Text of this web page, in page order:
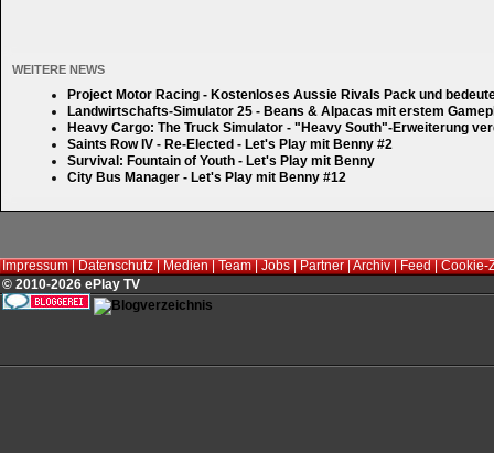
WEITERE NEWS
Project Motor Racing - Kostenloses Aussie Rivals Pack und
Landwirtschafts-Simulator 25 - Beans & Alpacas mit erstem
Heavy Cargo: The Truck Simulator - "Heavy South"-Erweiterung
Saints Row IV - Re-Elected - Let's Play mit Benny #2
Survival: Fountain of Youth - Let's Play mit Benny
City Bus Manager - Let's Play mit Benny #12
Impressum|Datenschutz|Medien|Team|Jobs|Partner|Archiv|Feed|Cookie-
© 2010-2026 ePlay TV